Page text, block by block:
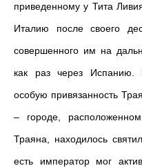
приведенному у Тита
Италию после своего
совершенного им на
как раз через Испанию.
особую привязанность
– городе,
Траяна, находилось
есть император мог